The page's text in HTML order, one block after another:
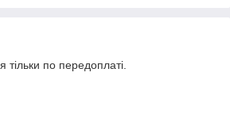
тільки по передоплаті.